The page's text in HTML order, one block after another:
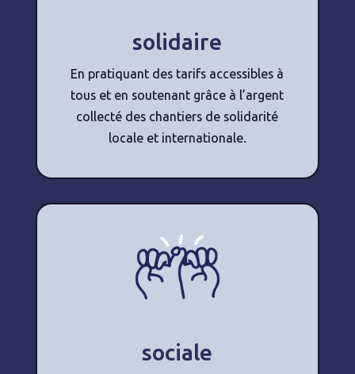
solidaire
En pratiquant des tarifs accessibles à
tous et en soutenant grâce à l’argent
collecté des chantiers de solidarité
locale et internationale.
sociale